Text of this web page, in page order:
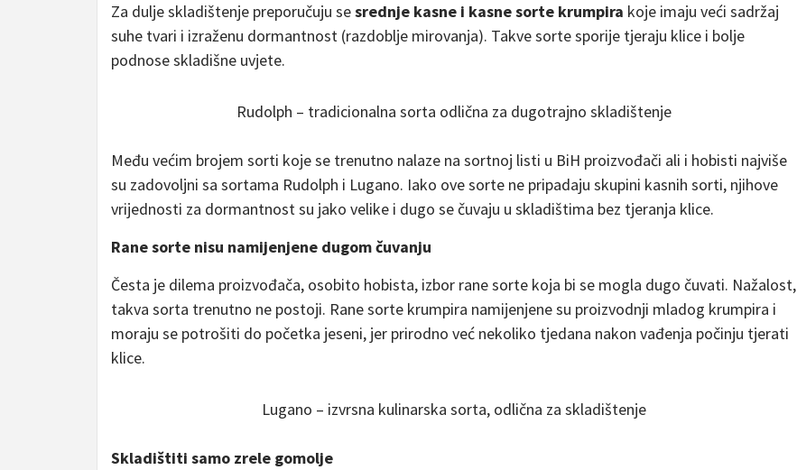
Za dulje skladištenje preporučuju sesrednje kasne i kasne sorte krumpira koje imaju veći sadržaj
suhe tvari i izraženu dormantnost (razdoblje mirovanja). Takve sorte sporije tjeraju klice i bolje
podnose skladišne uvjete.
Rudolph – tradicionalna sorta odlična za dugotrajno skladištenje
Među većim brojem sorti koje se trenutno nalaze na sortnoj listi u BiH proizvođači ali i hobisti najviše
su zadovoljni sa sortama Rudolph i Lugano. Iako ove sorte ne pripadaju skupini kasnih sorti, njihove
vrijednosti za dormantnost su jako velike i dugo se čuvaju u skladištima bez tjeranja klice.
Rane sorte nisu namijenjene dugom čuvanju
Česta je dilema proizvođača, osobito hobista, izbor rane sorte koja bi se mogla dugo čuvati. Nažalost,
takva sorta trenutno ne postoji. Rane sorte krumpira namijenjene su proizvodnji mladog krumpira i
moraju se potrošiti do početka jeseni, jer prirodno već nekoliko tjedana nakon vađenja počinju tjerati
klice.
Lugano – izvrsna kulinarska sorta, odlična za skladištenje
Skladištiti samo zrele gomolje